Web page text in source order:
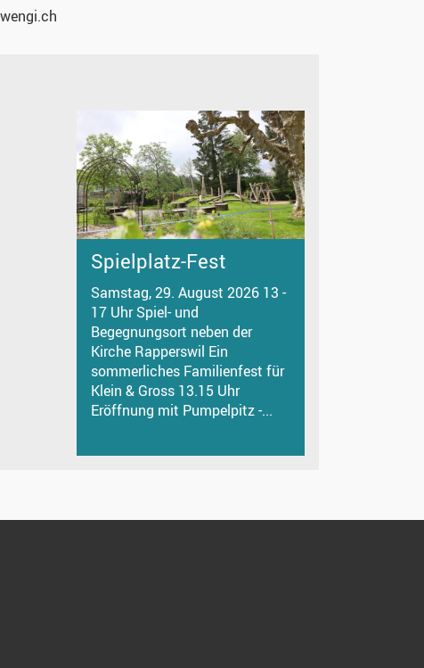
Spielplatz-Fest
Samstag, 29. August 2026 13 -
17 Uhr Spiel- und
Begegnungsort neben der
Kirche Rapperswil Ein
sommerliches Familienfest für
Klein & Gross 13.15 Uhr
Eröffnung mit Pumpelpitz -...